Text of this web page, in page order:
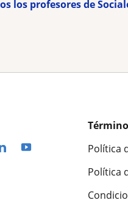
los profesores de
Política
Política